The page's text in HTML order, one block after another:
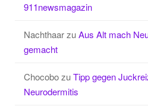
911newsmagazin
NachthaarzuAus Alt mach
gemacht
ChocobozuTipp gegen
Neurodermitis